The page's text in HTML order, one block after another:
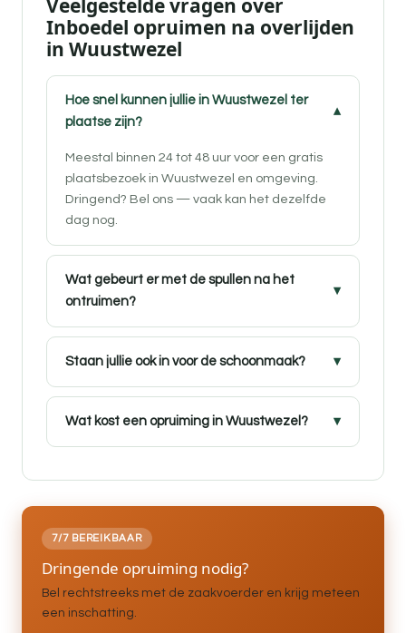
Veelgestelde vragen over
Inboedel opruimen na overlijden
in Wuustwezel
Hoe snel kunnen jullie in Wuustwezel ter
plaatse zijn?
Meestal binnen 24 tot 48 uur voor een gratis
plaatsbezoek in Wuustwezel en omgeving.
Dringend? Bel ons — vaak kan het dezelfde
dag nog.
Wat gebeurt er met de spullen na het
ontruimen?
Staan jullie ook in voor de schoonmaak?
Wat kost een opruiming in Wuustwezel?
7/7 BEREIKBAAR
Dringende opruiming nodig?
Bel rechtstreeks met de zaakvoerder en krijg meteen
een inschatting.